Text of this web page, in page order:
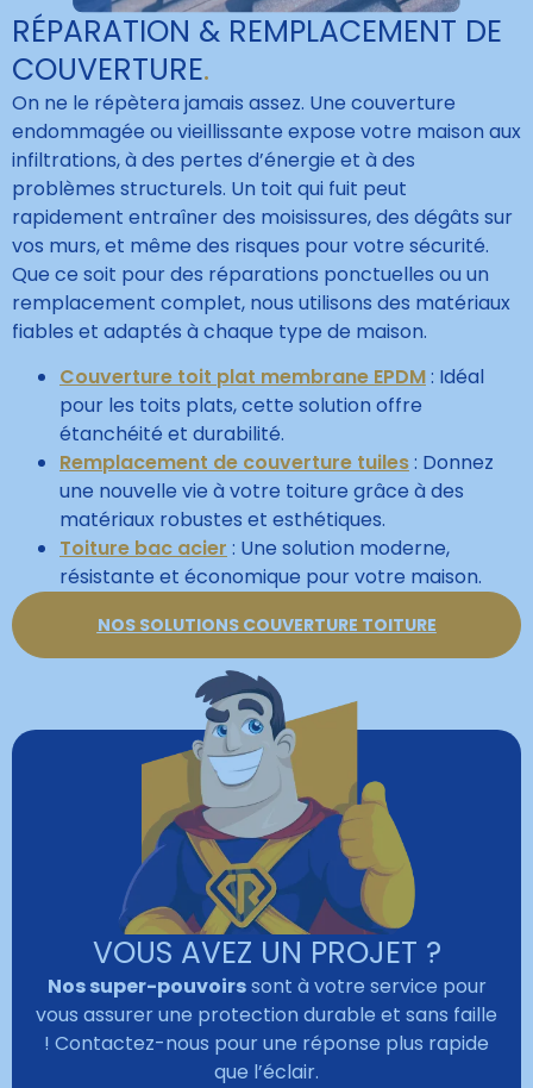
RÉPARATION & REMPLACEMENT DE
COUVERTURE.
On ne le répètera jamais assez. Une couverture
endommagée ou vieillissante expose votre maison aux
infiltrations, à des pertes d’énergie et à des
problèmes structurels. Un toit qui fuit peut
rapidement entraîner des moisissures, des dégâts sur
vos murs, et même des risques pour votre sécurité.
Que ce soit pour des réparations ponctuelles ou un
remplacement complet, nous utilisons des matériaux
fiables et adaptés à chaque type de maison.
Couverture toit plat membrane EPDM: Idéal
pour les toits plats, cette solution offre
étanchéité et durabilité.
Remplacement de couverture tuiles: Donnez
une nouvelle vie à votre toiture grâce à des
matériaux robustes et esthétiques.
Toiture bac acier : Une solution moderne,
résistante et économique pour votre maison.
NOS SOLUTIONS COUVERTURE TOITURE
VOUS AVEZ UN PROJET ?
Nos super-pouvoirssont à votre service pour
vous assurer une protection durable et sans faille
! Contactez-nous pour une réponse plus rapide
que l’éclair.